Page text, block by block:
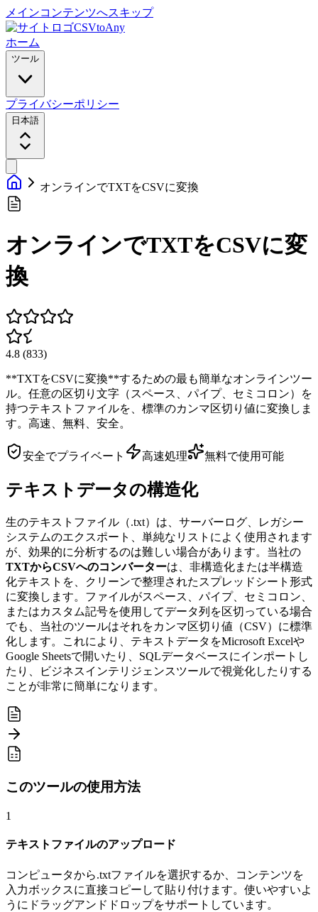
メインコンテンツへスキップ
CSVtoAny
ホーム
ツール
プライバシーポリシー
日本語
オンラインでTXTをCSVに変換
オンラインでTXTをCSVに変
換
4.8 (833)
**TXTをCSVに変換**するための最も簡単なオンラインツー
ル。任意の区切り文字（スペース、パイプ、セミコロン）を
持つテキストファイルを、標準のカンマ区切り値に変換しま
す。高速、無料、安全。
安全でプライベート 高速処理 無料で使用可能
テキストデータの構造化
生のテキストファイル（.txt）は、サーバーログ、レガシー
システムのエクスポート、単純なリストによく使用されます
が、効果的に分析するのは難しい場合があります。当社の
TXTからCSVへのコンバーターは、非構造化または半構造
化テキストを、クリーンで整理されたスプレッドシート形式
に変換します。ファイルがスペース、パイプ、セミコロン、
またはカスタム記号を使用してデータ列を区切っている場合
でも、当社のツールはそれをカンマ区切り値（CSV）に標準
化します。これにより、テキストデータをMicrosoft Excelや
Google Sheetsで開いたり、SQLデータベースにインポートし
たり、ビジネスインテリジェンスツールで視覚化したりする
ことが非常に簡単になります。
このツールの使用方法
1
テキストファイルのアップロード
コンピュータから.txtファイルを選択するか、コンテンツを
入力ボックスに直接コピーして貼り付けます。使いやすいよ
うにドラッグアンドドロップをサポートしています。